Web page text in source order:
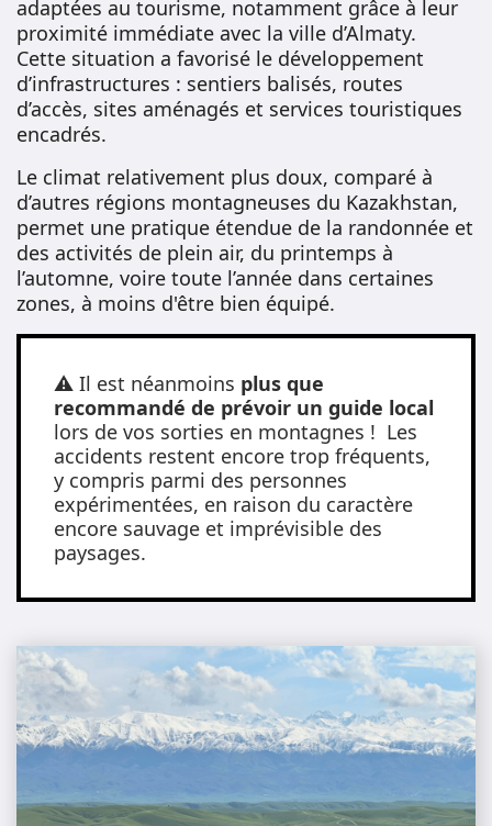
adaptées au tourisme, notamment grâce à leur
proximité immédiate avec la ville d’Almaty.
Cette situation a favorisé le développement
d’infrastructures : sentiers balisés, routes
d’accès, sites aménagés et services touristiques
encadrés.
Le climat relativement plus doux, comparé à
d’autres régions montagneuses du Kazakhstan,
permet une pratique étendue de la randonnée et
des activités de plein air, du printemps à
l’automne, voire toute l’année dans certaines
zones, à moins d'être bien équipé.
⚠️ Il est néanmoins plus que
recommandé de prévoir un guide local
lors de vos sorties en montagnes ! Les
accidents restent encore trop fréquents,
y compris parmi des personnes
expérimentées, en raison du caractère
encore sauvage et imprévisible des
paysages.